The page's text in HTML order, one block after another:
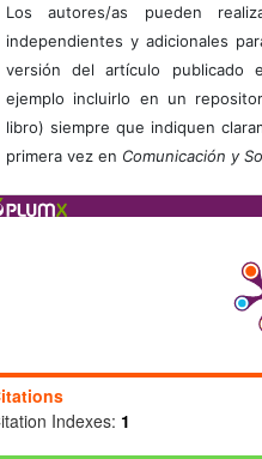
Los autores/as pueden
independientes y adicionales
versión del artículo publicado
ejemplo incluirlo en un
libro) siempre que indiquen
primera vez en Comunicación y
Indexes: 1